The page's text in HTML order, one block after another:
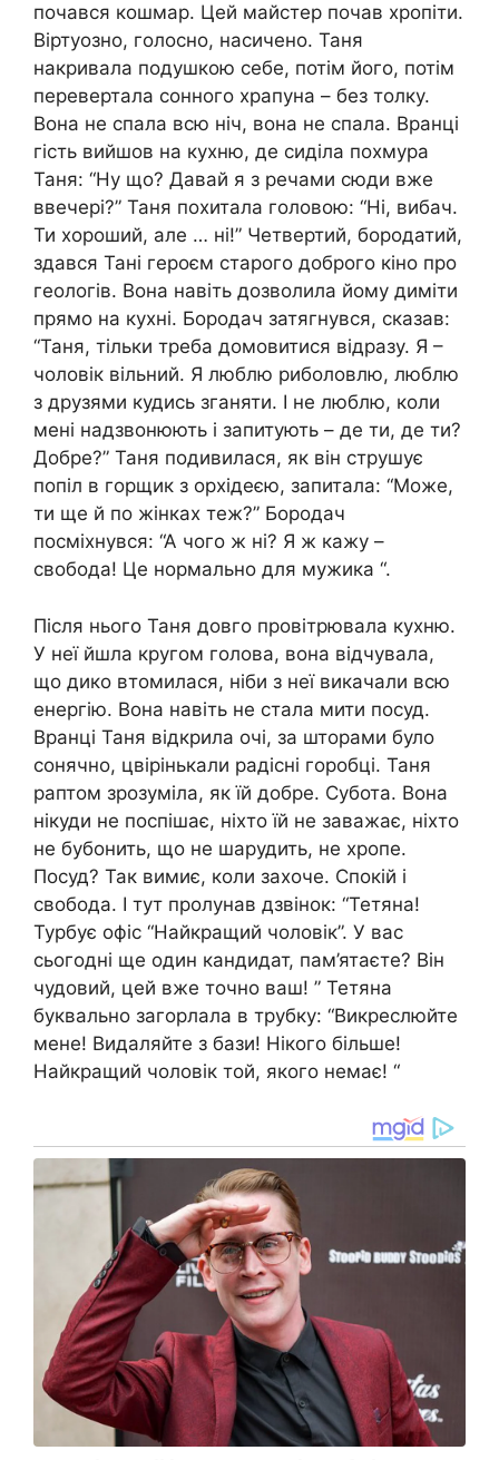
почався кошмар. Цей майстер почав хропіти.
Віртуозно, голосно, насичено. Таня
накривала подушкою себе, потім його, потім
перевертала сонного храпуна – без толку.
Вона не спала всю ніч, вона не спала. Вранці
гість вийшов на кухню, де сиділа похмура
Таня: “Ну що? Давай я з речами сюди вже
ввечері?” Таня похитала головою: “Ні, вибач.
Ти хороший, але … ні!” Четвертий, бородатий,
здався Тані героєм старого доброго кіно про
геологів. Вона навіть дозволила йому диміти
прямо на кухні. Бородач затягнувся, сказав:
“Таня, тільки треба домовитися відразу. Я –
чоловік вільний. Я люблю риболовлю, люблю
з друзями кудись зганяти. І не люблю, коли
мені надзвонюють і запитують – де ти, де ти?
Добре?” Таня подивилася, як він струшує
попіл в горщик з орхідеєю, запитала: “Може,
ти ще й по жінках теж?” Бородач
посміхнувся: “А чого ж ні? Я ж кажу –
свобода! Це нормально для мужика “.
Після нього Таня довго провітрювала кухню.
У неї йшла кругом голова, вона відчувала,
що дико втомилася, ніби з неї викачали всю
енергію. Вона навіть не стала мити посуд.
Вранці Таня відкрила очі, за шторами було
сонячно, цвірінькали радісні горобці. Таня
раптом зрозуміла, як їй добре. Субота. Вона
нікуди не поспішає, ніхто їй не заважає, ніхто
не бубонить, що не шарудить, не хропе.
Посуд? Так вимиє, коли захоче. Спокій і
свобода. І тут пролунав дзвінок: “Тетяна!
Турбує офіс “Найкращий чоловік”. У вас
сьогодні ще один кандидат, пам’ятаєте? Він
чудовий, цей вже точно ваш! ” Тетяна
буквально загорлала в трубку: “Викреслюйте
мене! Видаляйте з бази! Нікого більше!
Найкращий чоловік той, якого немає! “